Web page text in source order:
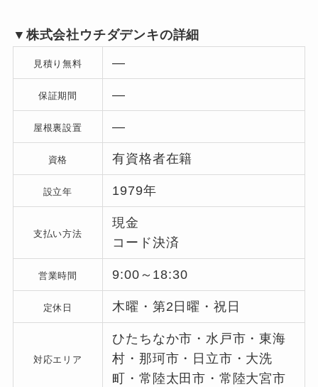
▼株式会社ウチダデンキの詳細
見積り無料 ―
保証期間 ―
屋根裏設置 ―
資格 有資格者在籍
設立年 1979年
支払い方法
現金
コード決済
営業時間 9:00～18:30
定休日 木曜・第2日曜・祝日
対応エリア
ひたちなか市・水戸市・東海
村・那珂市・日立市・大洗
町・常陸太田市・常陸大宮市